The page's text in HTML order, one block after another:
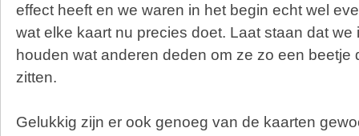
effect heeft en we waren in het begin echt wel
wat elke kaart nu precies doet. Laat staan dat
houden wat anderen deden om ze zo een beetje
zitten.
Gelukkig zijn er ook genoeg van de kaarten